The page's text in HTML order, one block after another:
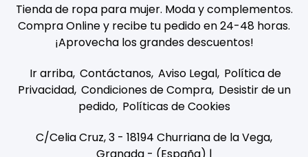
Tienda de ropa para mujer. Moda y complementos.
Compra Online y recibe tu pedido en 24-48 horas.
¡Aprovecha los grandes descuentos!
Ir arriba Contáctanos Aviso Legal Política de
Privacidad Condiciones de Compra Desistir de un
pedido Políticas de Cookies
C/Celia Cruz, 3 - 18194 Churriana de la Vega,
Granada - (España) |